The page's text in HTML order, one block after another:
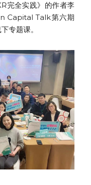
完全实践》的作者李
Capital Talk第六期
专题课。